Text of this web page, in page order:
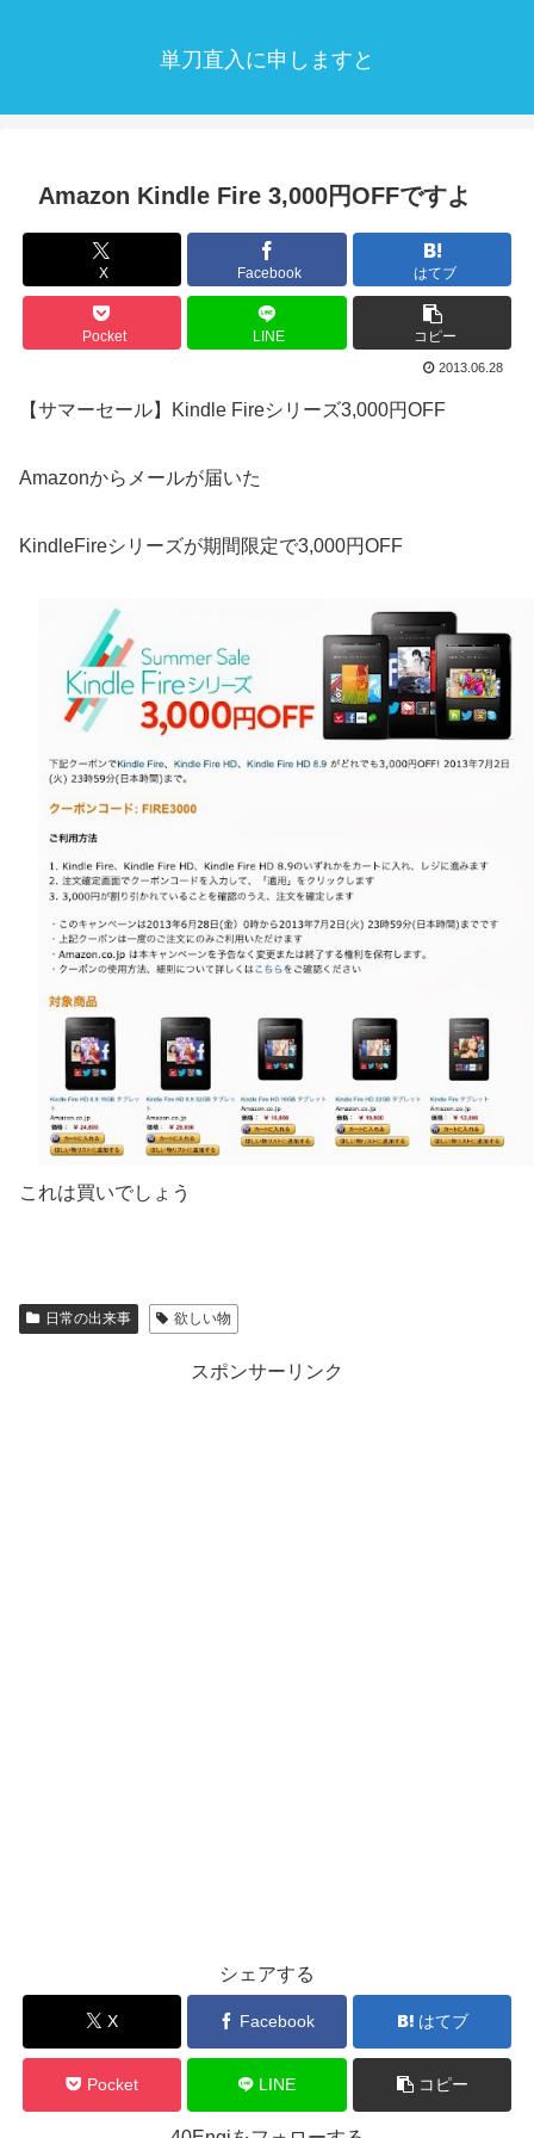
単刀直入に申しますと
Amazon Kindle Fire 3,000円OFFですよ
X Facebook はてブ
Pocket LINE コピー
2013.06.28
【サマーセール】Kindle Fireシリーズ3,000円OFF
Amazonからメールが届いた
KindleFireシリーズが期間限定で3,000円OFF
これは買いでしょう
日常の出来事 欲しい物
スポンサーリンク
シェアする
X Facebook はてブ
Pocket LINE コピー